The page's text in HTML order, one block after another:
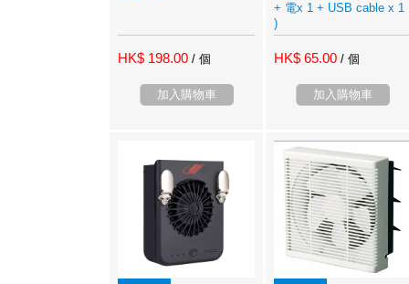
HK$ 198.00 / 個
加入購物車
+ 電x 1 + USB cable x 1
)
HK$ 65.00 / 個
加入購物車